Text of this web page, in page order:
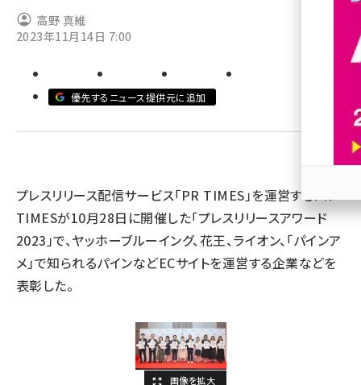
base (1081)
revico (744)
高野 真維
2023年11月14日 7:00
優先するニュース提供元に追加
プレスリリース配信サービス「PR TIMES」を運営するPR
TIMESが10月28日に開催した「プレスリリースアワード
2023」で、ヤッホーブルーイング、花王、ライオン、「パインア
メ」で知られるパインなどECサイトを運営する企業などを
表彰した。
参